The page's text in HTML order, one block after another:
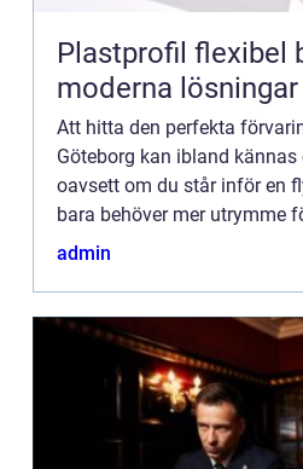
Plastprofil flexibel byggsten för
moderna lösningar
Att hitta den perfekta
Göteborg kan ibland
oavsett om du står inför en
bara behöver mer utrymme
finns ...
admin